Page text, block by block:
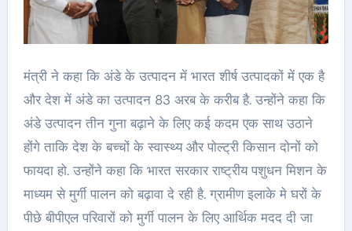
मंत्री ने कहा कि अंडे के उत्पादन में भारत शीर्ष उत्पादकों में एक है
और देश में अंडे का उत्पादन 83 अरब के करीब है. उन्होंने कहा कि
अंडे उत्पादन तीन गुना बढ़ाने के लिए कई कदम एक साथ उठाने
होंगे ताकि देश के बच्चों के स्वास्थ्य और पोल्ट्री किसान दोनों को
फायदा हो. उन्होंने कहा कि भारत सरकार राष्ट्रीय पशुधन मिशन के
माध्यम से मुर्गी पालन को बढ़ावा दे रही है. ग्रामीण इलाके मे घरों के
पीछे बीपीएल परिवारों को मुर्गी पालन के लिए आर्थिक मदद दी जा